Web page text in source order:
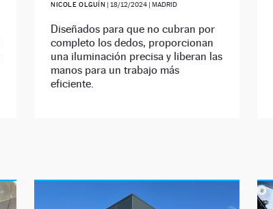
NICOLE OLGUÍN | 18/12/2024 | MADRID
Diseñados para que no cubran por
completo los dedos, proporcionan
una iluminación precisa y liberan las
manos para un trabajo más
eficiente.